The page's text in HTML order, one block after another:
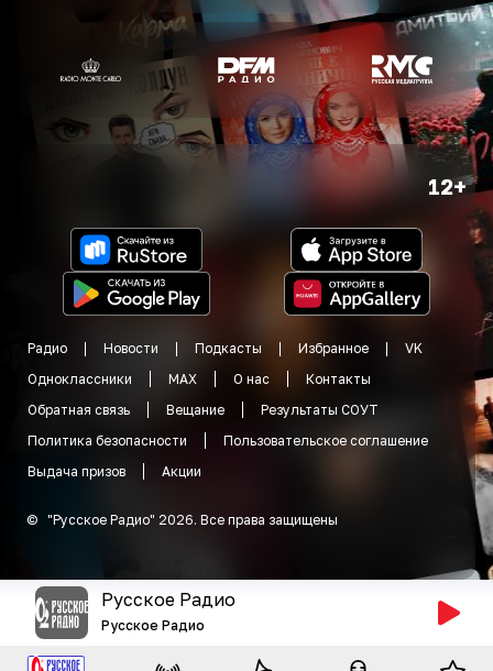
12+
Радио Новости Подкасты Избранное
VK
Одноклассники
MAX О нас
Контакты
Обратная связь
Вещание
Результаты СОУТ
Политика безопасности
Пользовательское соглашение
Выдача призов
Акции
© "Русское Радио" 2026. Все права защищены
Русское Радио
Русское Радио